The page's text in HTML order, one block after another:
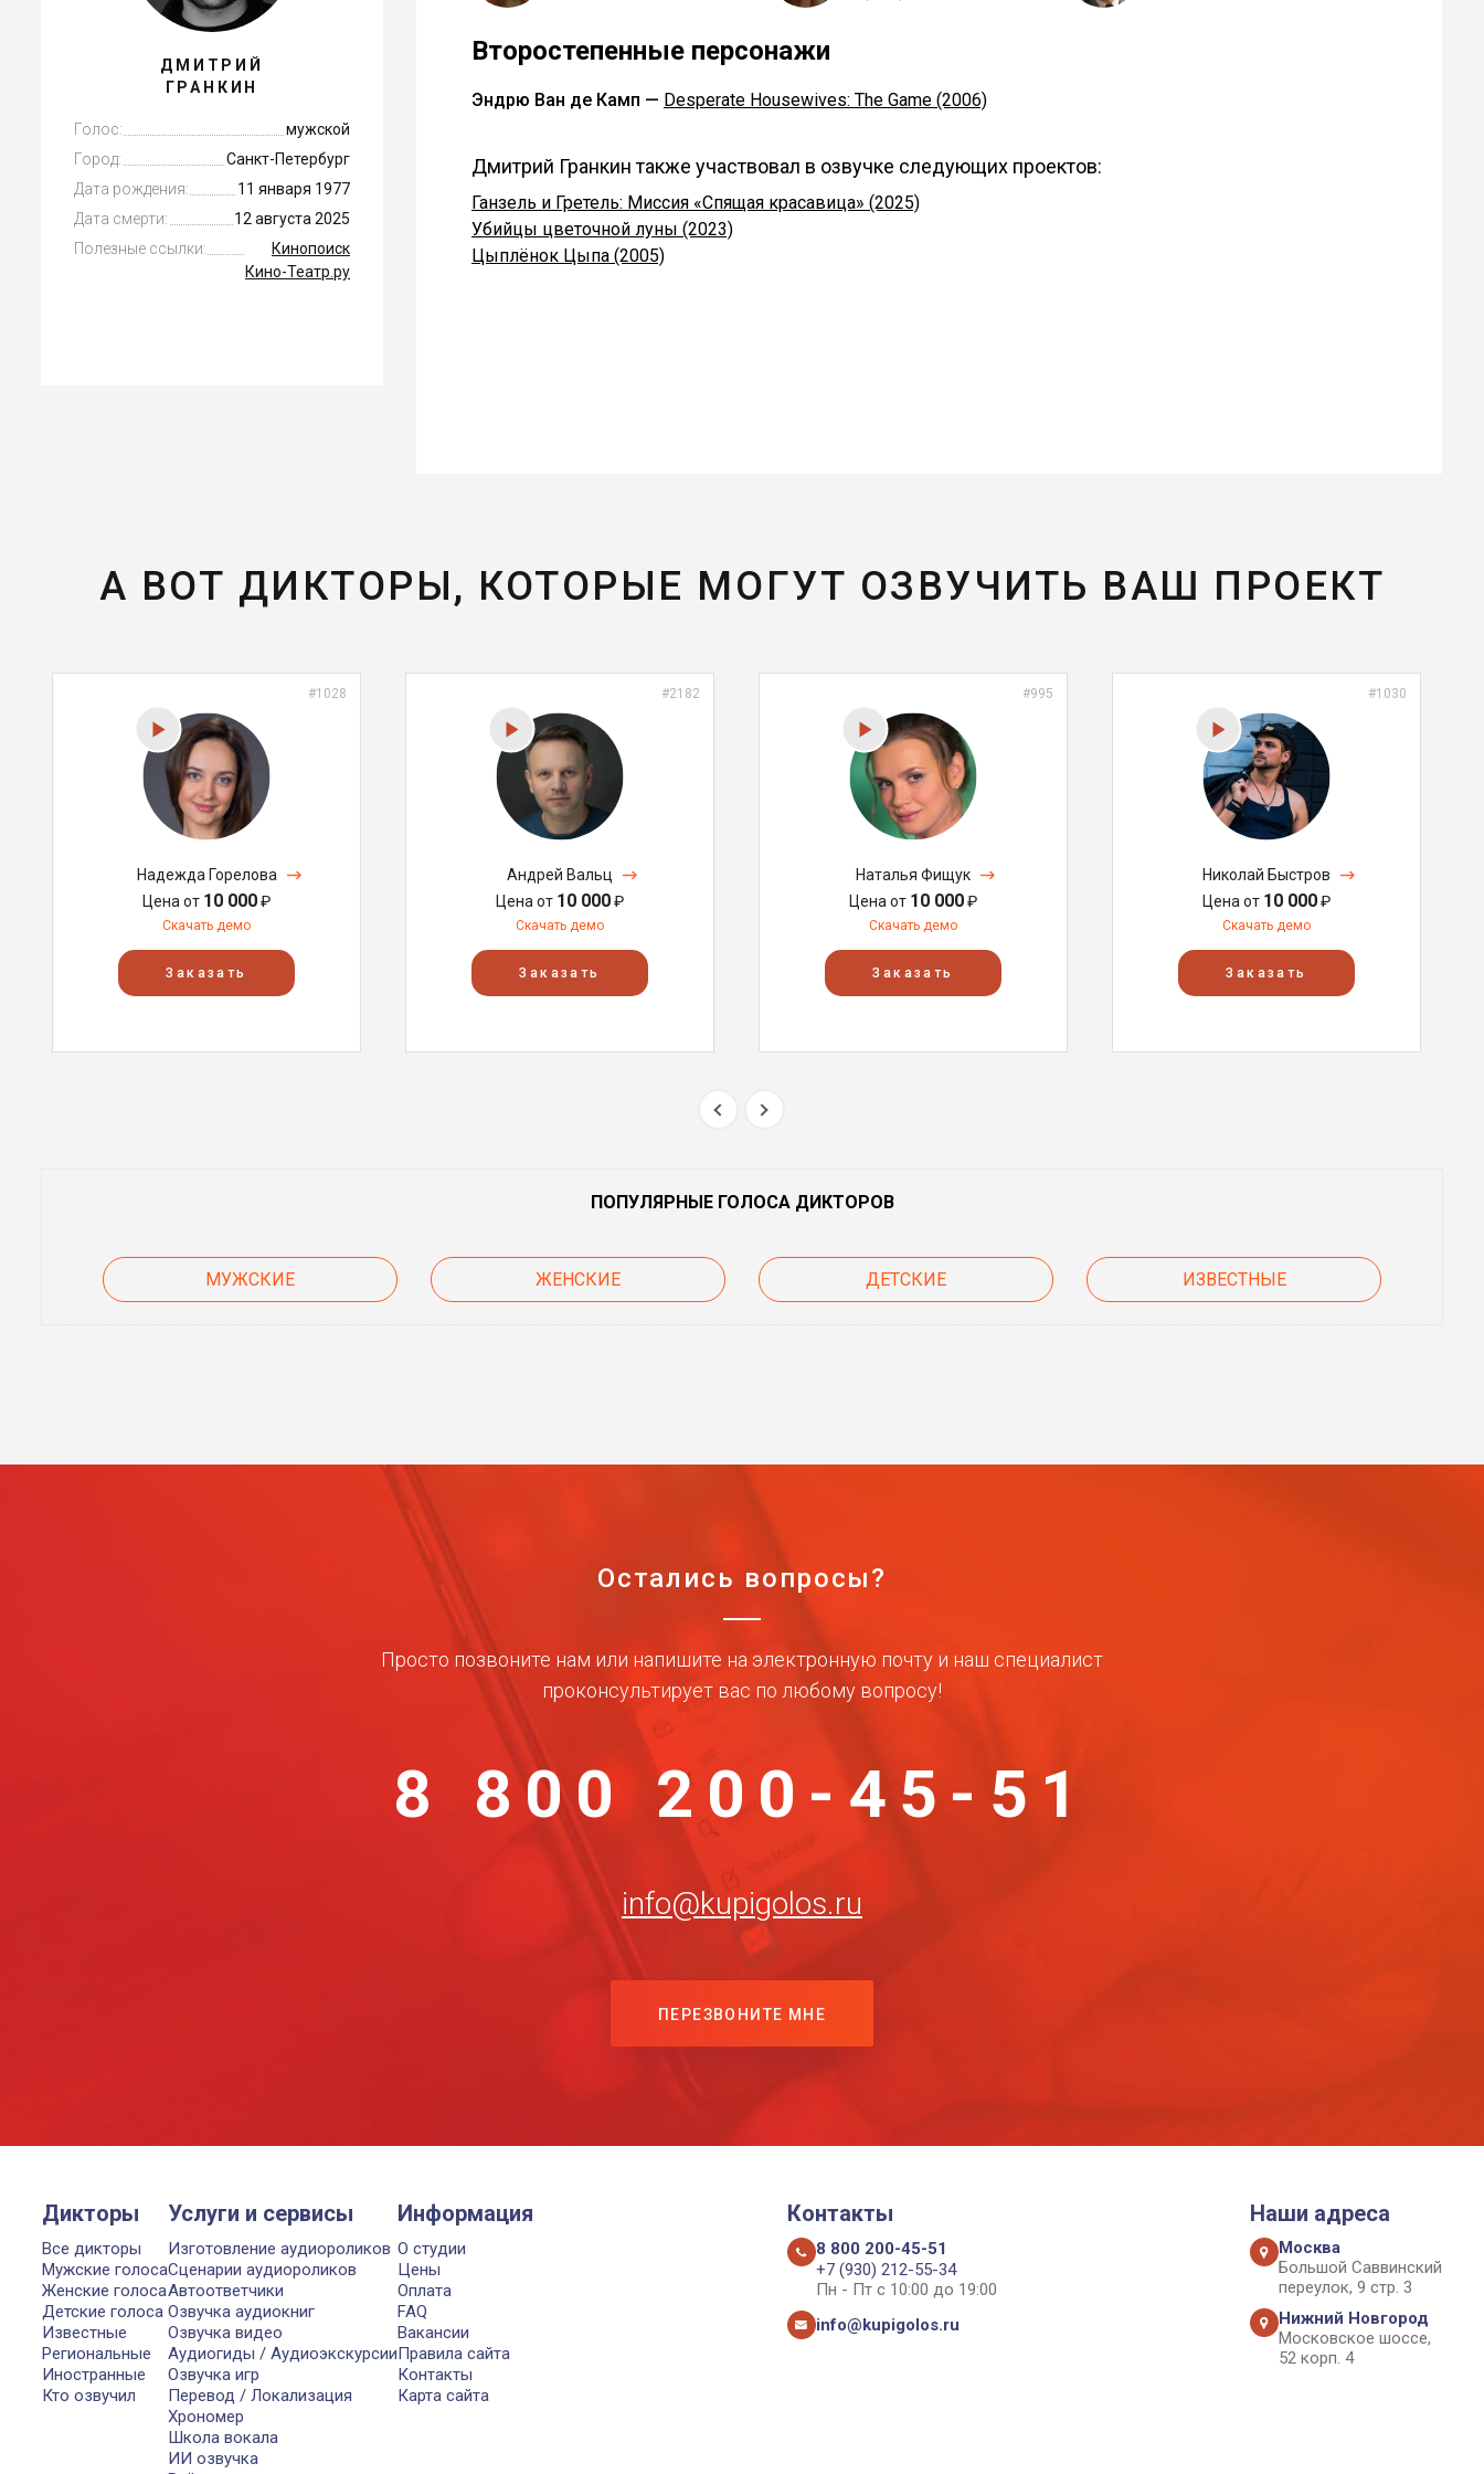
ДМИТРИЙ
ГРАНКИН
Голос:
мужской
Город:
Санкт-Петербург
Дата рождения:
11 января 1977
Дата смерти:
12 августа 2025
Полезные ссылки:
Кинопоиск
Кино-Театр.ру
Второстепенные персонажи
Эндрю Ван де Камп — Desperate Housewives: The Game (2006)
Дмитрий Гранкин также участвовал в озвучке следующих проектов:
Ганзель и Гретель: Миссия «Спящая красавица» (2025)
Убийцы цветочной луны (2023)
Цыплёнок Цыпа (2005)
А ВОТ ДИКТОРЫ, КОТОРЫЕ МОГУТ ОЗВУЧИТЬ ВАШ ПРОЕКТ
#1028
Надежда Горелова
Цена от 10 000₽
Скачать демо
Заказать
#2182
Андрей Вальц
Цена от 10 000₽
Скачать демо
Заказать
#995
Наталья Фищук
Цена от 10 000₽
Скачать демо
Заказать
#1030
Николай Быстров
Цена от 10 000₽
Скачать демо
Заказать
ПОПУЛЯРНЫЕ ГОЛОСА ДИКТОРОВ
МУЖСКИЕ ЖЕНСКИЕ ДЕТСКИЕ ИЗВЕСТНЫЕ
Остались вопросы?
Просто позвоните нам или напишите на электронную почту и наш специалист
проконсультирует вас по любому вопросу!
8 800 200-45-51
info@kupigolos.ru
ПЕРЕЗВОНИТЕ МНЕ
Дикторы
Все дикторы
Мужские голоса
Женские голоса
Детские голоса
Известные
Региональные
Иностранные
Кто озвучил
Услуги и сервисы
Изготовление аудиороликов
Сценарии аудиороликов
Автоответчики
Озвучка аудиокниг
Озвучка видео
Аудиогиды / Аудиоэкскурсии
Озвучка игр
Перевод / Локализация
Хрономер
Школа вокала
ИИ озвучка
Информация
О студии
Цены
Оплата
FAQ
Вакансии
Правила сайта
Контакты
Карта сайта
Контакты
8 800 200-45-51
+7 (930) 212-55-34
Пн - Пт с 10:00 до 19:00
info@kupigolos.ru
Наши адреса
Москва
Большой Саввинский
переулок, 9 стр. 3
Нижний Новгород
Московское шоссе,
52 корп. 4